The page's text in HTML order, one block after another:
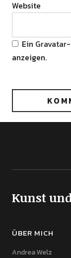
Website
Ein Gravatar
anzeigen.
Kunst
ÜBER MICH
Andrea Welz